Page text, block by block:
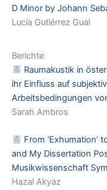
D Minor by Johann
Lucía Gutiérrez Gual
Berichte
Raumakustik in
ihr Einfluss auf
Arbeitsbedingungen
Sarah Ambros
From ‘Exhumation’
and My Dissertation
Musikwissenschaft
Hazal Akyaz